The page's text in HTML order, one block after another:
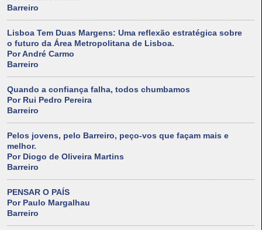
Barreiro
Lisboa Tem Duas Margens: Uma reflexão estratégica sobre
o futuro da Área Metropolitana de Lisboa.
Por André Carmo
Barreiro
Quando a confiança falha, todos chumbamos
Por Rui Pedro Pereira
Barreiro
Pelos jovens, pelo Barreiro, peço-vos que façam mais e
melhor.
Por Diogo de Oliveira Martins
Barreiro
PENSAR O PAÍS
Por Paulo Margalhau
Barreiro